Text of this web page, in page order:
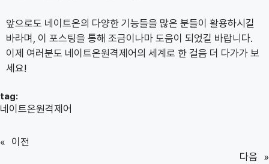
앞으로도 네이트온의 다양한 기능들을 많은 분들이 활용하시길
바라며, 이 포스팅을 통해 조금이나마 도움이 되었길 바랍니다.
이제 여러분도 네이트온원격제어의 세계로 한 걸음 더 다가가 보
세요!
tag:
네이트온원격제어
« 이전
다음 »